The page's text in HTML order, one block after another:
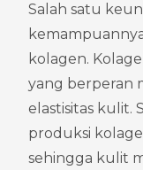
Salah satu
kolagen.
yang berperan
elastisitas kulit.
produksi
sehingga kulit